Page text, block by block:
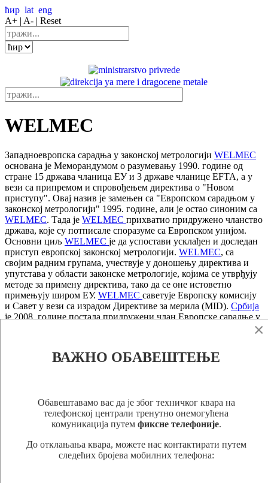
ћир lat eng
A+ | A- | Reset
WELMEC
Западноевропска сарадња у законској метрологији WELMEC
основана је Меморандумом о разумевању 1990. године од
стране 15 држава чланица ЕУ и 3 државе чланице EFTA, а у
вези са припремом и спровођењем директивa о "Новом
приступу". Овај назив је замењен са "Европском сарадњом у
законској метрологији" 1995. године, али је остао синоним са
WELMEC. Тада је WELMEC прихватио придружено чланство
држава, које су потписале споразуме са Европском унијом.
Основни циљ WELMEC је да успостави усклађен и доследан
приступ eвропској законској метрологији. WELMEC, са
својим радним групама, учествује у доношењу директива и
упутстава у области законске метрологије, којима се утврђују
методе за примену директива, тако да се оне истоветно
примењују широм ЕУ. WELMEC саветује Европску комисију
и Савет у вези са израдом Директиве за мерила (MID). Србија
је 2008. године постала придружени члан Европске сарадње у
све државе чланице ЕУ, на начин који је у потпуности
Претражи сајт
Архива
Уверења о одобрењу типова мерила
×
ВАЖНО ОБАВЕШТЕЊЕ
Обавештавамо вас да је због техничког квара на
телефонској централи тренутно онемогућена
комуникација путем фиксне телефоније.
До отклањања квара, можете нас контактирати путем
следећих бројева мобилних телефона: